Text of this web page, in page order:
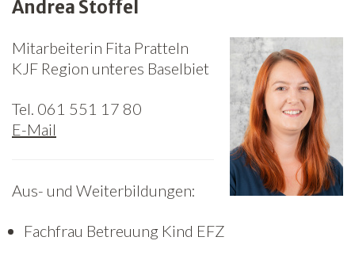
Jugend
Familie
Agenda
Spenden
Jobs
Andrea Stoffel
Mitarbeiterin Fita Pratteln
KJF Region unteres Baselbiet
Tel. 061 551 17 80
E-Mail
Aus- und Weiterbildungen:
Fachfrau Betreuung Kind EFZ